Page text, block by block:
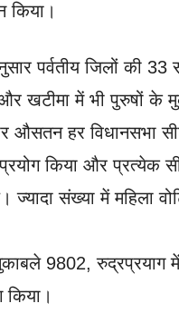
किया।
पर्वतीय जिलों की 33
खटीमा में भी पुरुषों के
औसतन हर विधानसभा
किया और प्रत्येक
संख्या में महिला
9802, रुद्रप्रयाग
किया।